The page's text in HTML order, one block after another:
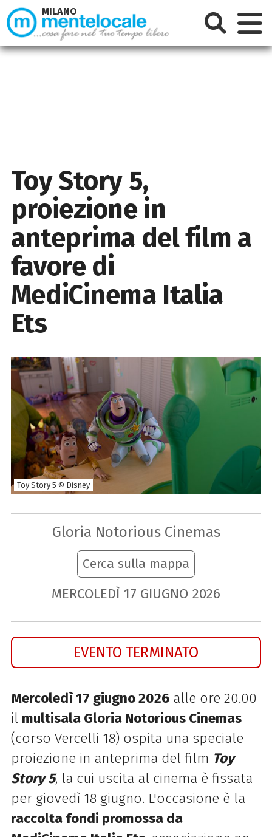
Toy Story 5,
proiezione in
anteprima del film a
favore di
MediCinema Italia
Ets
Toy Story 5 © Disney
Gloria Notorious Cinemas
Cerca sulla mappa
MERCOLEDÌ 17 GIUGNO 2026
EVENTO TERMINATO
Mercoledì 17 giugno 2026alle ore 20.00
il multisala Gloria Notorious Cinemas
(corso Vercelli 18) ospita una speciale
proiezione in anteprima del film Toy
Story 5, la cui uscita al cinema è fissata
per giovedì 18 giugno. L'occasione è la
raccolta fondi promossa da
MILANO